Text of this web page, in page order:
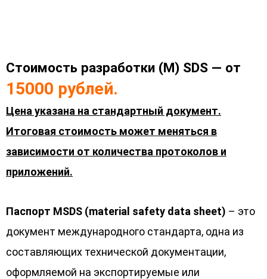
Стоимость разработки (M) SDS — от
15000 рублей.
Цена указана на стандартный документ.
Итоговая стоимость может меняться в
зависимости от количества протоколов и
приложений.
Паспорт MSDS (material safety data sheet) – это
документ международного стандарта, одна из
составляющих технической документации,
оформляемой на экспортируемые или